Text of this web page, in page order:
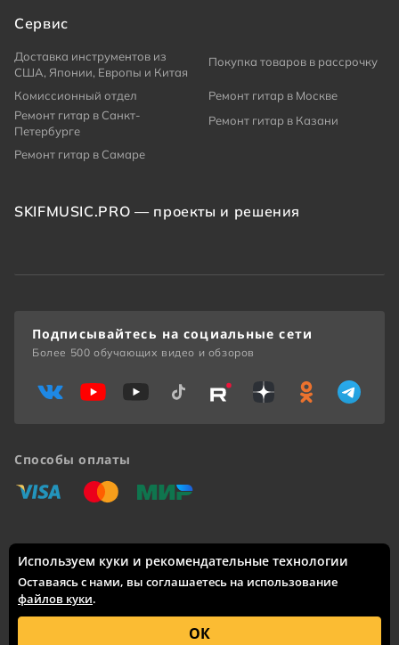
Сервис
Доставка инструментов из
США, Японии, Европы и Китая
Покупка товаров в рассрочку
Комиссионный отдел
Ремонт гитар в Москве
Ремонт гитар в Санкт-
Петербурге
Ремонт гитар в Казани
Ремонт гитар в Самаре
SKIFMUSIC.PRO — проекты и решения
© 2005 – 2026 Каталог интернет-сайта
исключительно информационный характер и ни при каких
Доставка по России: Москва, Санкт-Петербург, Новосибирск,
Екатеринбург, Казань, Нижний Новгород, Челябинск,
Красноярск, Самара, Уфа, Ростов-на-Дону, Омск, Краснодар,
Воронеж, Волгоград, Пермь и другие города.
Способы оплаты
«Виза» «Мастеркард»
«Мир»
Подписывайтесь на социальные сети
Более 500 обучающих видео и обзоров
Используем куки и рекомендательные технологии
Оставаясь с нами, вы соглашаетесь на использование
файлов куки.
ОК